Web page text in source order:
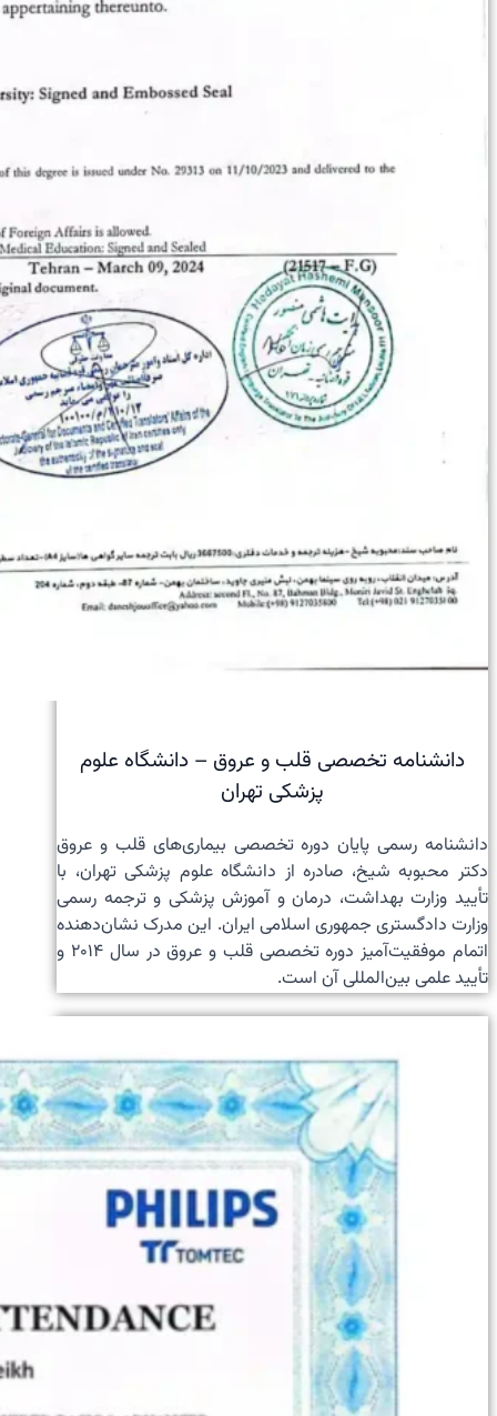
دانشنامه تخصصی قلب و عروق – دانشگاه علوم
پزشکی تهران
دانشنامه رسمی پایان دوره تخصصی بیماری‌های قلب و عروق
دکتر محبوبه شیخ، صادره از دانشگاه علوم پزشکی تهران، با
تأیید وزارت بهداشت، درمان و آموزش پزشکی و ترجمه رسمی
وزارت دادگستری جمهوری اسلامی ایران. این مدرک نشان‌دهنده
اتمام موفقیت‌آمیز دوره تخصصی قلب و عروق در سال ۲۰۱۴ و
تأیید علمی بین‌المللی آن است.